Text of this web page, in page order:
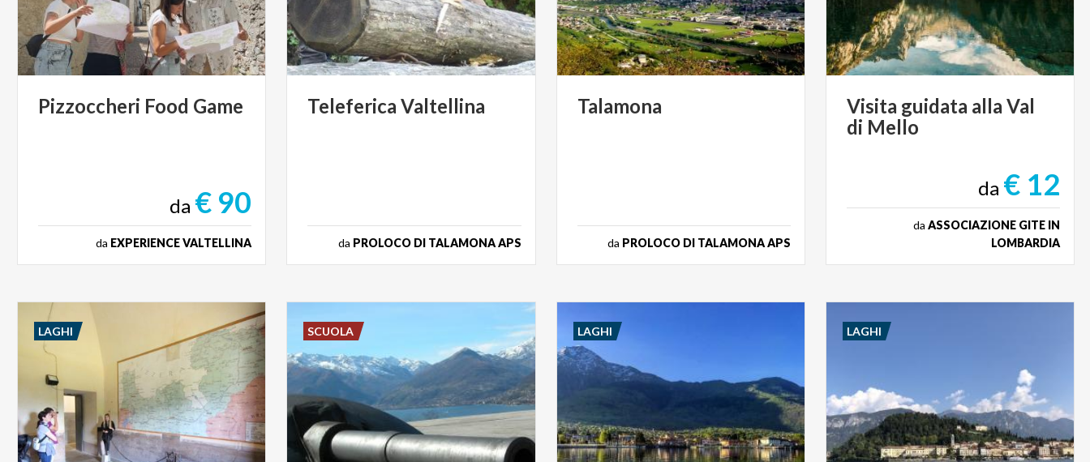
Pizzoccheri Food Game
da € 90
da EXPERIENCE VALTELLINA
Teleferica Valtellina
da PROLOCO DI TALAMONA APS
Talamona
da PROLOCO DI TALAMONA APS
Visita guidata alla Val
di Mello
da € 12
da ASSOCIAZIONE GITE IN
LOMBARDIA
LAGHI SCUOLA LAGHI LAGHI